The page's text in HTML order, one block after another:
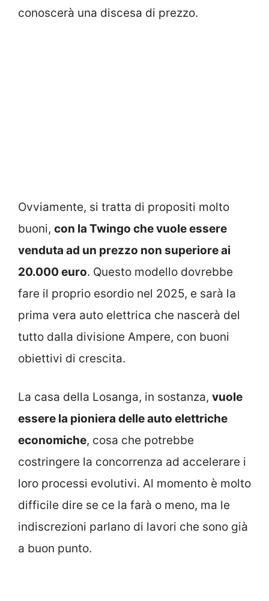
conoscerà una discesa di prezzo.
Ovviamente, si tratta di propositi molto
buoni, con la Twingo che vuole essere
venduta ad un prezzo non superiore ai
20.000 euro. Questo modello dovrebbe
fare il proprio esordio nel 2025, e sarà la
prima vera auto elettrica che nascerà del
tutto dalla divisione Ampere, con buoni
obiettivi di crescita.
La casa della Losanga, in sostanza, vuole
essere la pioniera delle auto elettriche
economiche, cosa che potrebbe
costringere la concorrenza ad accelerare i
loro processi evolutivi. Al momento è molto
difficile dire se ce la farà o meno, ma le
indiscrezioni parlano di lavori che sono già
a buon punto.